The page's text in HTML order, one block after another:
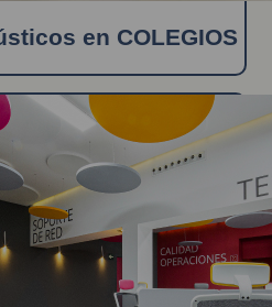
en COLEGIOS